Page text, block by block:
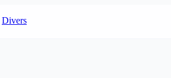
Divers